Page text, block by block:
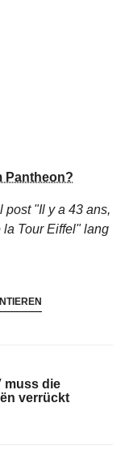
Pantheon?
post "Il y a 43 ans,
Tour Eiffel"lang
muss die
verrückt